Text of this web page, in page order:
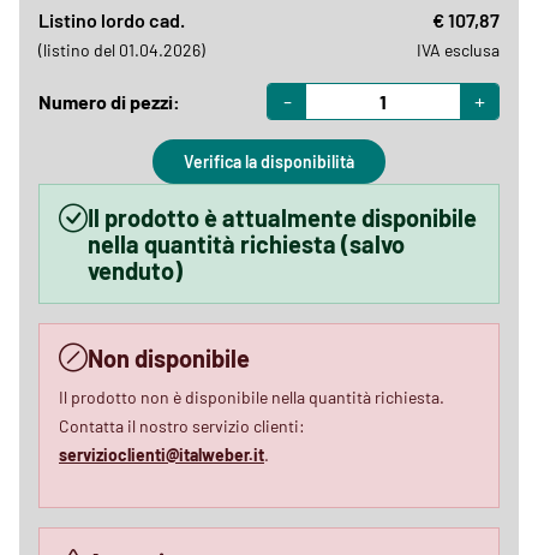
Listino lordo cad.
(listino del 01.04.2026)
€ 107,87
IVA esclusa
Numero di pezzi: - +
Verifica la disponibilità
Il prodotto è attualmente disponibile
nella quantità richiesta (salvo
venduto)
Non disponibile
Il prodotto non è disponibile nella quantità richiesta.
Contatta il nostro servizio clienti:
servizioclienti@italweber.it.